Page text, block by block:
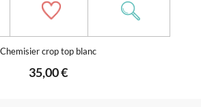
Chemisier crop top blanc
35,00 €